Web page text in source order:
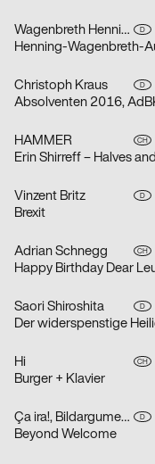
Wagenbreth Henning D
Christoph Kraus D
HAMMER CH
Vinzent Britz D
Brexit
Adrian Schnegg CH
Happy Birthday Dear
Saori Shiroshita D
Der widerspenstige
Hi CH
Burger + Klavier
Ça ira!, Bildargumente, Jib Collective D
Beyond Welcome